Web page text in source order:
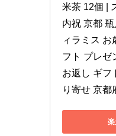
米茶 12個 |
内祝 京都
ィラミス お
フト プレゼ
お返し ギフ
り寄せ 京都
楽